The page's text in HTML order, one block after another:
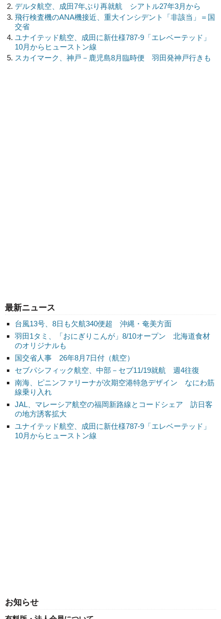
最新ニュース
台風13号、8日も欠航340便超 沖縄・奄美方面
羽田1タミ、「おにぎりこんが」8/10オープン 北海道食材
のオリジナルも
国交省人事 26年8月7日付（航空）
セブパシフィック航空、中部－セブ11/19就航 週4往復
南海、ピニンファリーナが次期空港特急デザイン なにわ筋
線乗り入れ
JAL、マレーシア航空の福岡新路線とコードシェア 訪日客
の地方誘客拡大
ユナイテッド航空、成田に新仕様787-9「エレベーテッド」
10月からヒューストン線
お知らせ
デルタ航空、成田7年ぶり再就航 シアトル27年3月から
飛行検査機のANA機接近、重大インシデント「非該当」＝国
交省
ユナイテッド航空、成田に新仕様787-9「エレベーテッド」
10月からヒューストン線
スカイマーク、神戸－鹿児島8月臨時便 羽田発神戸行きも